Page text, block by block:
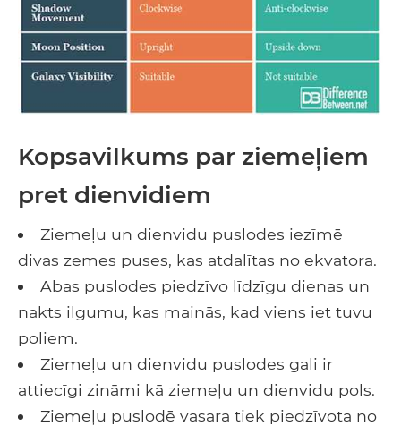
Kopsavilkums par ziemeļiem
pret dienvidiem
Ziemeļu un dienvidu puslodes iezīmē
divas zemes puses, kas atdalītas no ekvatora.
Abas puslodes piedzīvo līdzīgu dienas un
nakts ilgumu, kas mainās, kad viens iet tuvu
poliem.
Ziemeļu un dienvidu puslodes gali ir
attiecīgi zināmi kā ziemeļu un dienvidu pols.
Ziemeļu puslodē vasara tiek piedzīvota no